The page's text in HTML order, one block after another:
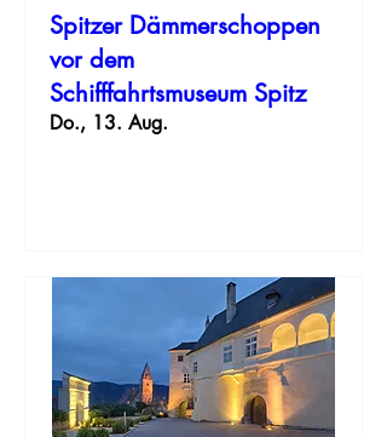
Spitzer Dämmerschoppen
vor dem
Schifffahrtsmuseum Spitz
Do., 13. Aug.